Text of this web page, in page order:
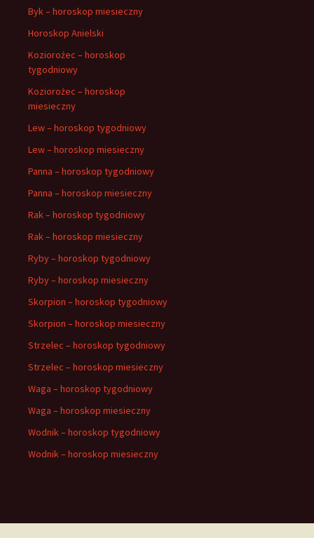
Byk – horoskop miesieczny
Horoskop Anielski
Koziorożec – horoskop
tygodniowy
Koziorożec – horoskop
miesieczny
Lew – horoskop tygodniowy
Lew – horoskop miesieczny
Panna – horoskop tygodniowy
Panna – horoskop miesieczny
Rak – horoskop tygodniowy
Rak – horoskop miesieczny
Ryby – horoskop tygodniowy
Ryby – horoskop miesieczny
Skorpion – horoskop tygodniowy
Skorpion – horoskop miesieczny
Strzelec – horoskop tygodniowy
Strzelec – horoskop miesieczny
Waga – horoskop tygodniowy
Waga – horoskop miesieczny
Wodnik – horoskop tygodniowy
Wodnik – horoskop miesieczny